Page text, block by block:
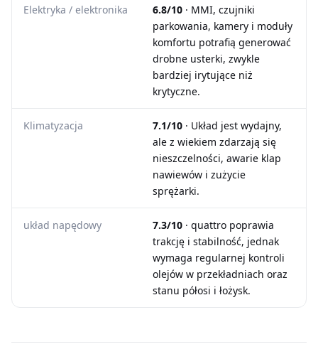
Elektryka / elektronika 6.8/10 · MMI, czujniki
parkowania, kamery i moduły
komfortu potrafią generować
drobne usterki, zwykle
bardziej irytujące niż
krytyczne.
Klimatyzacja 7.1/10 · Układ jest wydajny,
ale z wiekiem zdarzają się
nieszczelności, awarie klap
nawiewów i zużycie
sprężarki.
układ napędowy 7.3/10 · quattro poprawia
trakcję i stabilność, jednak
wymaga regularnej kontroli
olejów w przekładniach oraz
stanu półosi i łożysk.